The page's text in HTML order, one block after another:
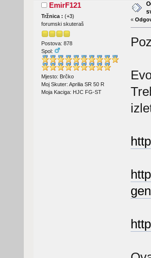
EmirF121
Tržnica : (+3)
forumski skuteraš
Postova: 878
Spol:
Mjesto: Brčko
Moj Skuter: Aprilia SR 50 R
Moja Kaciga: HJC FG-ST
«